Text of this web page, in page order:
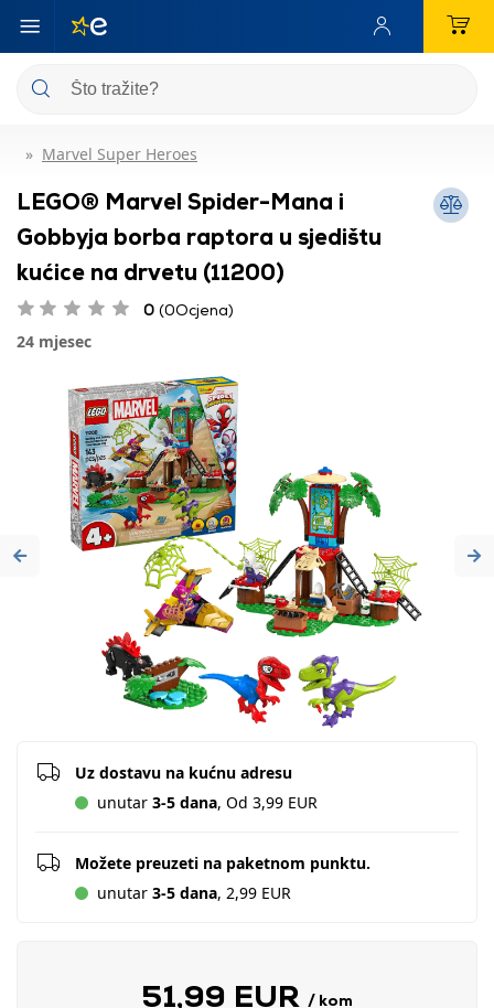
Marvel Super Heroes
LEGO® Marvel Spider-Mana i
Gobbyja borba raptora u sjedištu
kućice na drvetu (11200)
0 (0Ocjena)
24 mjesec
Previous
Uz dostavu na kućnu adresu
unutar 3-5 dana, Od 3,99 EUR
Možete preuzeti na paketnom punktu.
unutar 3-5 dana, 2,99 EUR
51,99 EUR / kom